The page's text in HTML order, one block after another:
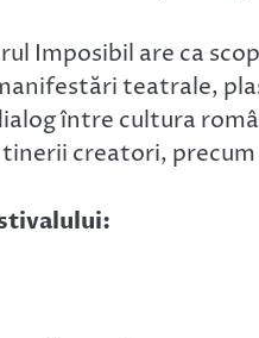
Imposibil are ca
teatrale,
între cultura
tinerii creatori,